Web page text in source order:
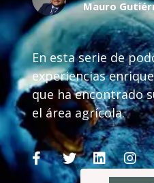
Mauro
En esta serie de
experiencias
que ha encontrado
el área agrícola.